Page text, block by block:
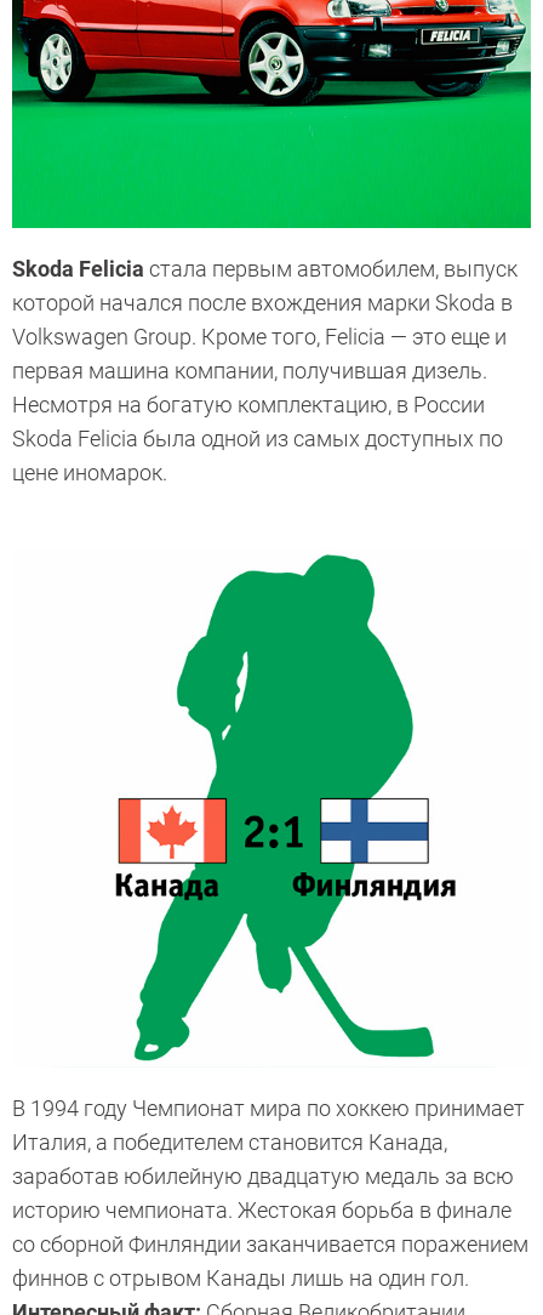
Skoda Felicia стала первым автомобилем, выпуск
которой начался после вхождения марки Skoda в
Volkswagen Group. Кроме того, Felicia — это еще и
первая машина компании, получившая дизель.
Несмотря на богатую комплектацию, в России
Skoda Felicia была одной из ­самых доступных по
цене иномарок.
В 1994 году Чемпионат мира по хоккею принимает
Италия, а победителем становится Канада,
заработав юбилейную двадцатую медаль за всю
историю чемпионата. Жестокая борьба в финале
со сборной Финляндии заканчивается поражением
финнов с отрывом Канады лишь на один гол.